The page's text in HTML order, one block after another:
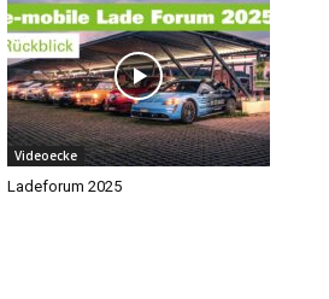
Videoecke
Ladeforum 2025